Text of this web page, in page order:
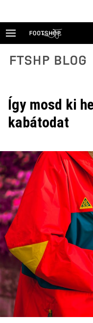
FTSHP blog
Így mosd ki
kabátodat